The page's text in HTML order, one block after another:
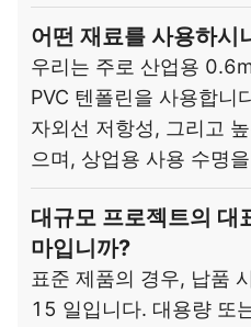
어떤 재료를 사용하시
우리는 주로 산업용
PVC 텐폴린을 사용합니
자외선 저항성, 그리고
으며, 상업용 사용 수명
대규모 프로젝트의 대
마입니까?
표준 제품의 경우, 납품
15 일입니다. 대용량 또